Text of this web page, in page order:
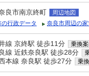
良市南京終町
周辺地図
行政データ
奈良市周辺の
線 京終駅 徒歩11分 乗換
線 近鉄奈良駅 徒歩28分
本線 奈良駅 徒歩27分 乗